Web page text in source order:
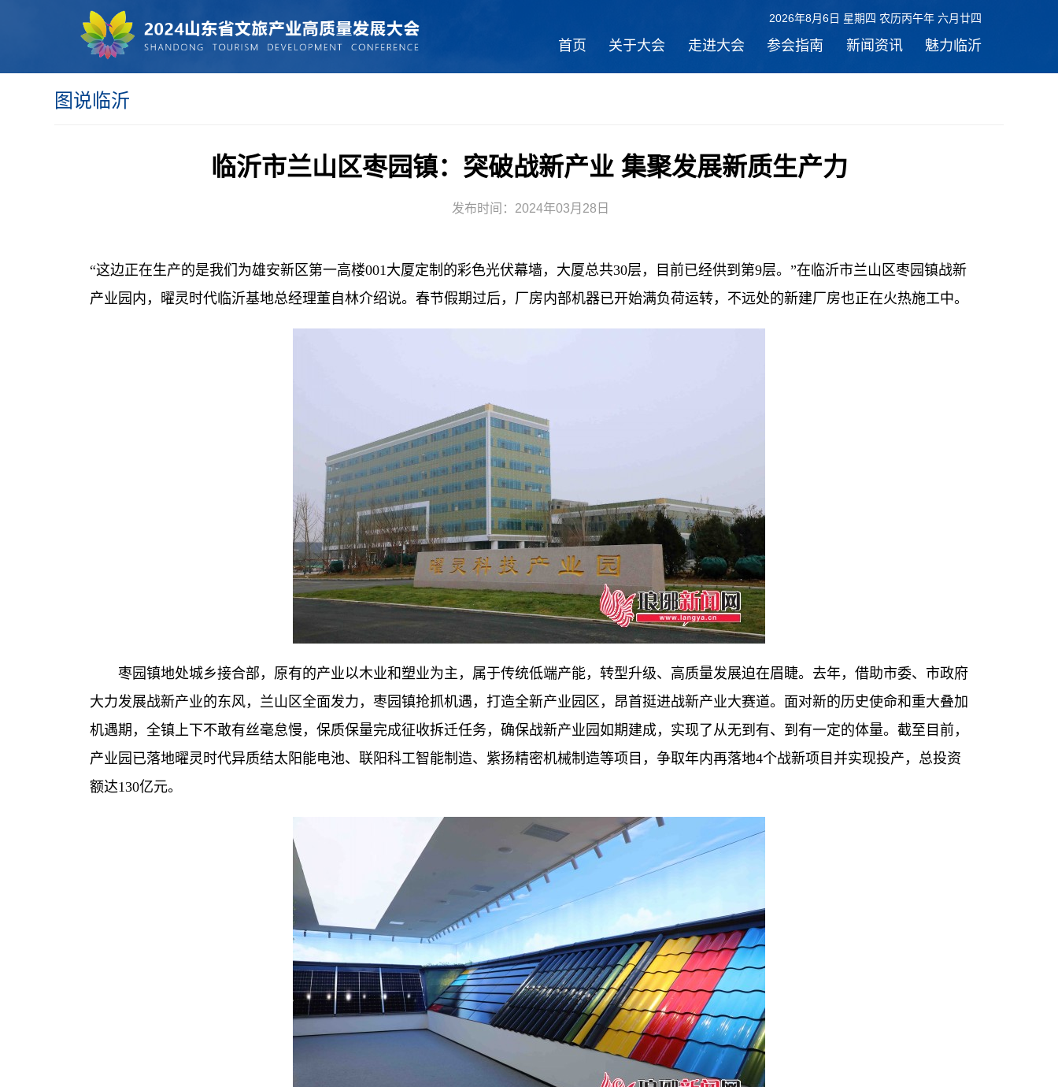
2026年8月6日 星期四 农历丙午年 六月廿四
魅力临沂
新闻资讯
参会指南
走进大会
关于大会
首页
图说临沂
临沂市兰山区枣园镇：突破战新产业 集聚发展新质生产力
发布时间：2024年03月28日
“这边正在生产的是我们为雄安新区第一高楼001大厦定制的彩色光伏幕墙，大厦总共30层，目前已经供到第9层。”在临沂市兰山区枣园镇战新
产业园内，曜灵时代临沂基地总经理董自林介绍说。春节假期过后，厂房内部机器已开始满负荷运转，不远处的新建厂房也正在火热施工中。
枣园镇地处城乡接合部，原有的产业以木业和塑业为主，属于传统低端产能，转型升级、高质量发展迫在眉睫。去年，借助市委、市政府
大力发展战新产业的东风，兰山区全面发力，枣园镇抢抓机遇，打造全新产业园区，昂首挺进战新产业大赛道。面对新的历史使命和重大叠加
机遇期，全镇上下不敢有丝毫怠慢，保质保量完成征收拆迁任务，确保战新产业园如期建成，实现了从无到有、到有一定的体量。截至目前，
产业园已落地曜灵时代异质结太阳能电池、联阳科工智能制造、紫扬精密机械制造等项目，争取年内再落地4个战新项目并实现投产，总投资
额达130亿元。